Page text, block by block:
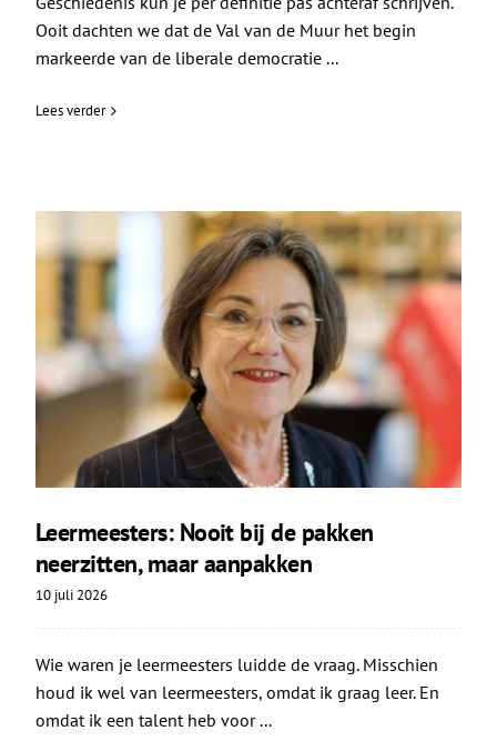
Ooit dachten we dat de Val van de Muur het begin
markeerde van de liberale democratie ...
Lees verder
Leermeesters: Nooit bij de pakken
neerzitten, maar aanpakken
10 juli 2026
Wie waren je leermeesters luidde de vraag. Misschien
houd ik wel van leermeesters, omdat ik graag leer. En
omdat ik een talent heb voor ...